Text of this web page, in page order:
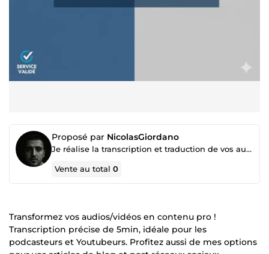
Proposé par NicolasGiordano
Je réalise la transcription et traduction de vos audios et vidéos
Vente au total0
Transformez vos audios/vidéos en contenu pro !
Transcription précise de 5min, idéale pour les
podcasteurs et Youtubeurs. Profitez aussi de mes options